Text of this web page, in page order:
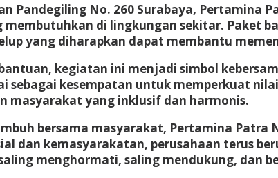
Pandegiling No. 260 Surabaya, Pertamina
di lingkungan sekitar. Paket
yang diharapkan dapat membantu
kegiatan ini menjadi simbol
sebagai kesempatan untuk memperkuat
masyarakat yang inklusif dan harmonis.
bersama masyarakat, Pertamina
dan kemasyarakatan, perusahaan terus
menghormati, saling mendukung, dan